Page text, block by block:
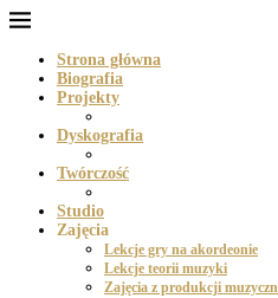
Strona główna
Biografia
Projekty
Dyskografia
Twórczość
Studio
Zajęcia
Lekcje gry na akordeonie
Lekcje teorii muzyki
Zajęcia z produkcji